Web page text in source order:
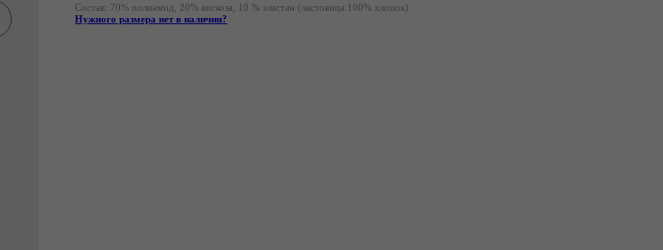
Состав: 70% полиамид, 20% вискоза, 10 % эластан (ластовица 100% хлопок)
Нужного размера нет в наличии?